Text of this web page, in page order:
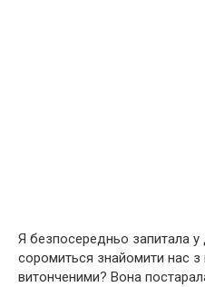
Я безпосередньо запитала
соромиться знайомити нас з
витонченими? Вона